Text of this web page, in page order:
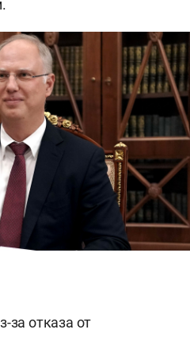
за отказа от